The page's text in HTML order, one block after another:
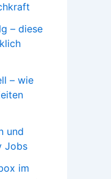
– diese
– wie
und
Jobs
im